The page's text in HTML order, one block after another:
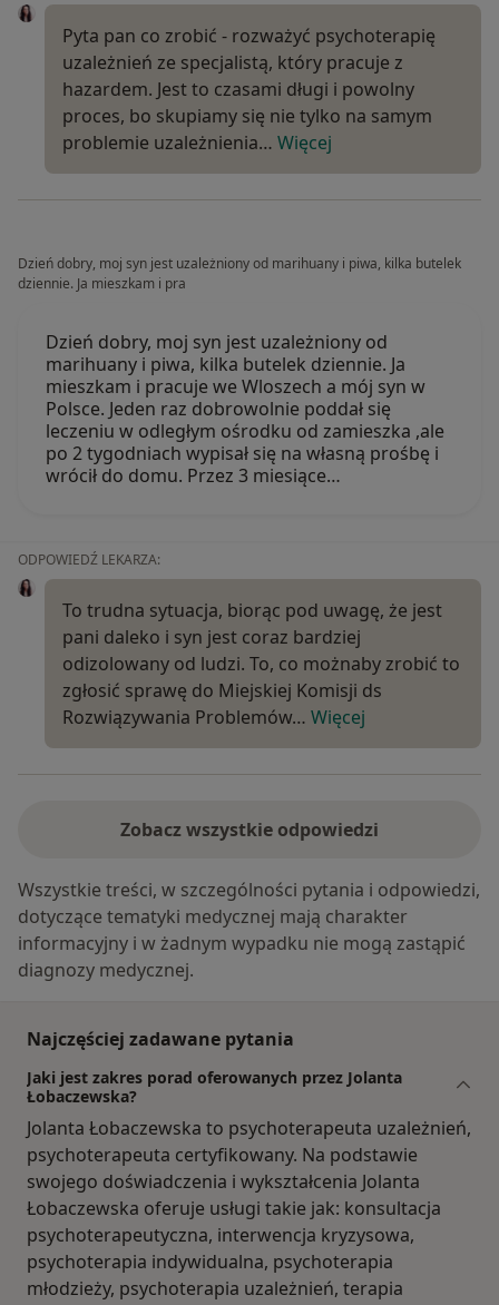
Pyta pan co zrobić - rozważyć psychoterapię
uzależnień ze specjalistą, który pracuje z
hazardem. Jest to czasami długi i powolny
proces, bo skupiamy się nie tylko na samym
problemie uzależnienia… Więcej
Dzień dobry, moj syn jest uzależniony od marihuany i piwa, kilka butelek
dziennie. Ja mieszkam i pra
Dzień dobry, moj syn jest uzależniony od
marihuany i piwa, kilka butelek dziennie. Ja
mieszkam i pracuje we Wloszech a mój syn w
Polsce. Jeden raz dobrowolnie poddał się
leczeniu w odległym ośrodku od zamieszka ,ale
po 2 tygodniach wypisał się na własną prośbę i
wrócił do domu. Przez 3 miesiące…
ODPOWIEDŹ LEKARZA:
To trudna sytuacja, biorąc pod uwagę, że jest
pani daleko i syn jest coraz bardziej
odizolowany od ludzi. To, co możnaby zrobić to
zgłosić sprawę do Miejskiej Komisji ds
Rozwiązywania Problemów… Więcej
Zobacz wszystkie odpowiedzi
Wszystkie treści, w szczególności pytania i odpowiedzi,
dotyczące tematyki medycznej mają charakter
informacyjny i w żadnym wypadku nie mogą zastąpić
diagnozy medycznej.
Najczęściej zadawane pytania
Jaki jest zakres porad oferowanych przez Jolanta
Łobaczewska?
Jolanta Łobaczewska to psychoterapeuta uzależnień,
psychoterapeuta certyfikowany. Na podstawie
swojego doświadczenia i wykształcenia Jolanta
Łobaczewska oferuje usługi takie jak: konsultacja
psychoterapeutyczna, interwencja kryzysowa,
psychoterapia indywidualna, psychoterapia
młodzieży, psychoterapia uzależnień, terapia